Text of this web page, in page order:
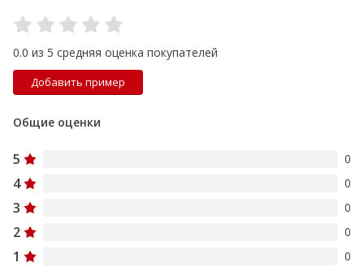
0.0 из 5 средняя оценка покупателей
Добавить пример
Общие оценки
5 0
4 0
3 0
2 0
1 0